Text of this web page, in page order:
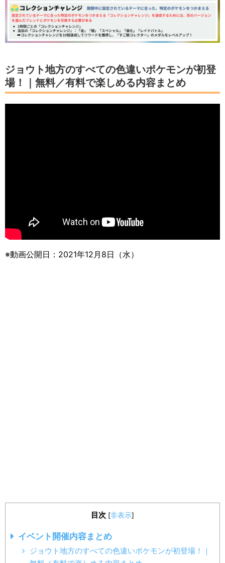
ジョウト地方のすべての色違いポケモンが初登
場！｜無料／有料で楽しめる内容まとめ
※動画公開日：2021年12月8日（水）
目次 [非表示]
イベント開催内容まとめ
ジョウト地方のすべての色違いポケモンが初登場！｜